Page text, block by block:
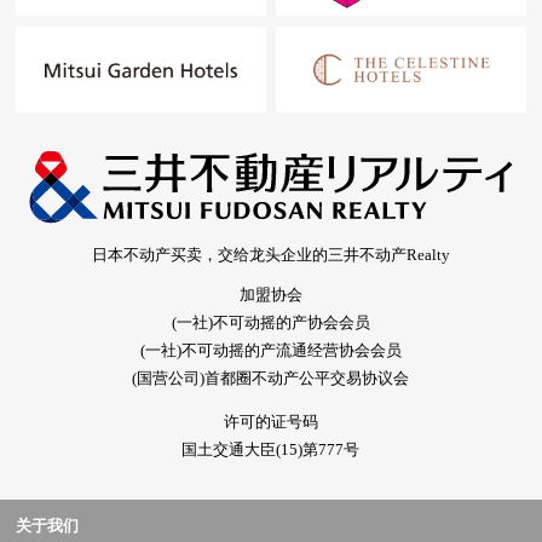
日本不动产买卖，交给龙头企业的三井不动产Realty
加盟协会
(一社)不可动摇的产协会会员
(一社)不可动摇的产流通经营协会会员
(国营公司)首都圈不动产公平交易协议会
许可的证号码
国土交通大臣(15)第777号
关于我们